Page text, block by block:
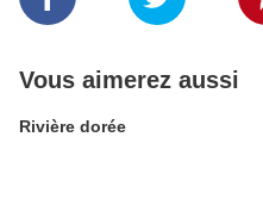
Vous aimerez aussi
Rivière dorée